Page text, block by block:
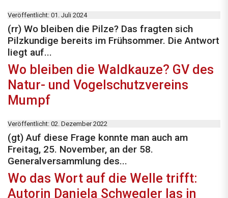
Veröffentlicht: 01. Juli 2024
(rr) Wo bleiben die Pilze? Das fragten sich
Pilzkundige bereits im Frühsommer. Die Antwort
liegt auf...
Wo bleiben die Waldkauze? GV des
Natur- und Vogelschutzvereins
Mumpf
Veröffentlicht: 02. Dezember 2022
(gt) Auf diese Frage konnte man auch am
Freitag, 25. November, an der 58.
Generalversammlung des...
Wo das Wort auf die Welle trifft:
Autorin Daniela Schwegler las in